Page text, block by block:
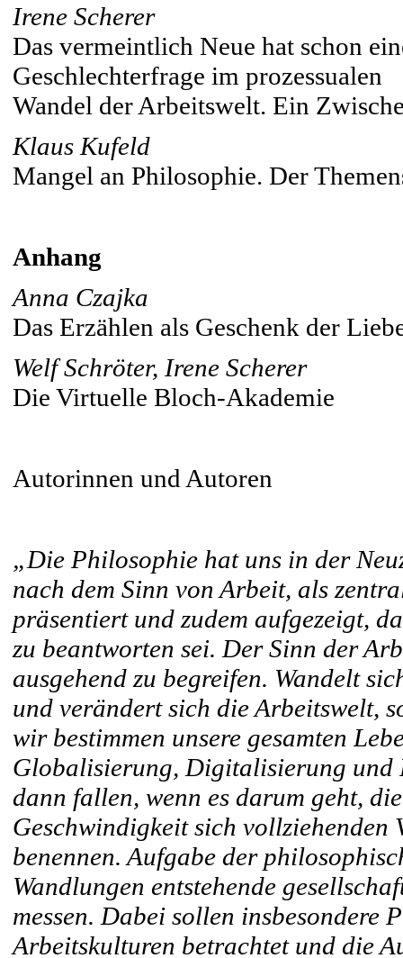
Irene Scherer
Das vermeintlich Neue hat schon
Geschlechterfrage im prozessualen
Wandel der Arbeitswelt. Ein
Klaus Kufeld
Mangel an Philosophie. Der
Anhang
Anna Czajka
Das Erzählen als Geschenk der
Welf Schröter, Irene Scherer
Die Virtuelle Bloch-Akademie
Autorinnen und Autoren
„Die Philosophie hat uns in der
nach dem Sinn von Arbeit, als
präsentiert und zudem aufgezeigt,
zu beantworten sei. Der Sinn der
ausgehend zu begreifen. Wandelt
und verändert sich die Arbeitswelt,
wir bestimmen unsere gesamten
Globalisierung, Digitalisierung und
dann fallen, wenn es darum geht,
Geschwindigkeit sich vollziehenden
benennen. Aufgabe der
Wandlungen entstehende
messen. Dabei sollen insbesondere
Arbeitskulturen betrachtet und die